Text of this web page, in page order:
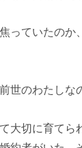
っていたのか
のわたしな
大切に育てら